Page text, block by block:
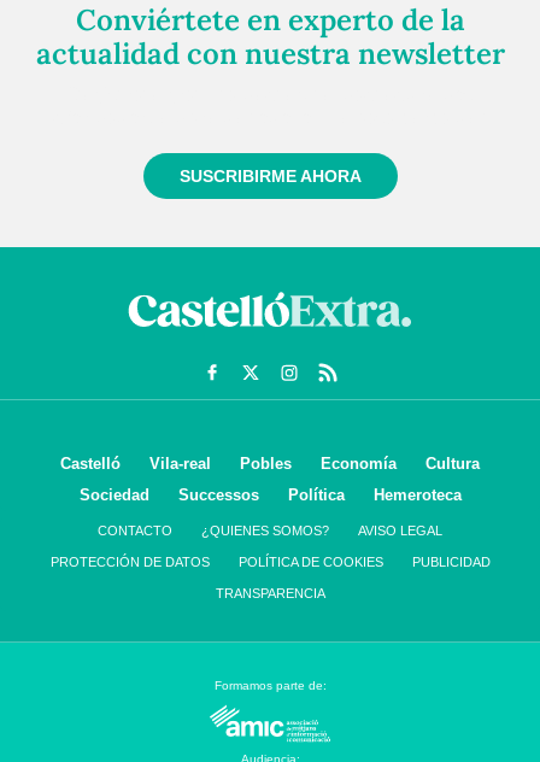
Conviértete en experto de la
actualidad con nuestra newsletter
SUSCRIBIRME AHORA
Castelló Vila-real Pobles Economía
Cultura
Sociedad
Successos Política Hemeroteca
CONTACTO ¿QUIENES SOMOS? AVISO LEGAL
PROTECCIÓN DE DATOS POLÍTICA DE COOKIES PUBLICIDAD
TRANSPARENCIA
Formamos parte de:
Audiencia: